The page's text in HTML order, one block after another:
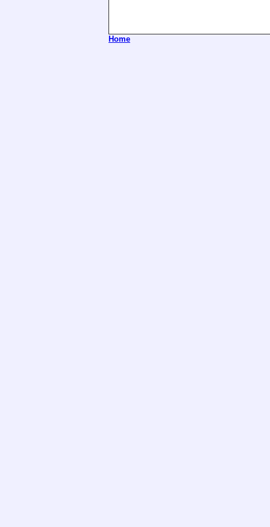
Home